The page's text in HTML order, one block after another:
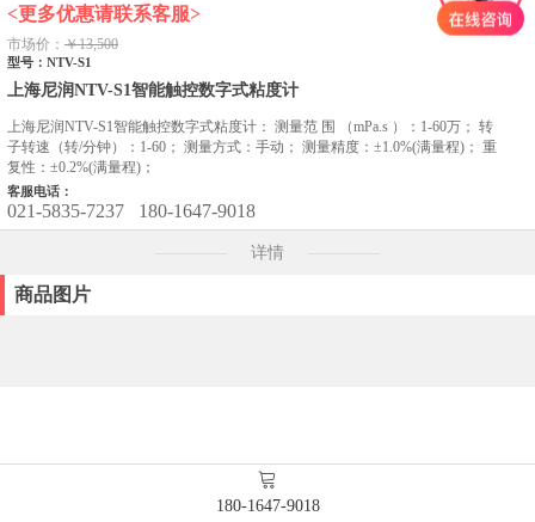
<更多优惠请联系客服>
市场价： ￥13,500
型号：NTV-S1
上海尼润NTV-S1智能触控数字式粘度计
上海尼润NTV-S1智能触控数字式粘度计： 测量范 围 （mPa.s ）：1-60万； 转
子转速（转/分钟）：1-60； 测量方式：手动； 测量精度：±1.0%(满量程)； 重
复性：±0.2%(满量程)；
客服电话：
021-5835-7237 180-1647-9018
详情
商品图片
180-1647-9018